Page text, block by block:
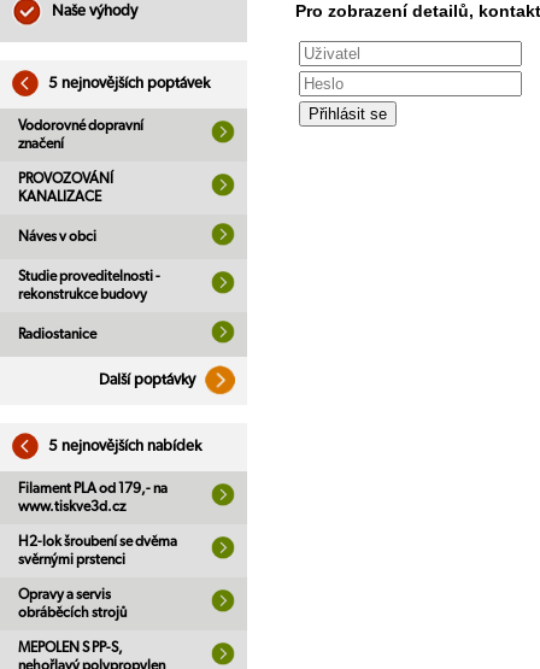
Naše výhody
5 nejnovějších poptávek
Vodorovné dopravní
značení
PROVOZOVÁNÍ
KANALIZACE
Náves v obci
Studie proveditelnosti -
rekonstrukce budovy
Radiostanice
Další poptávky
5 nejnovějších nabídek
Filament PLA od 179,- na
www.tiskve3d.cz
H2-lok šroubení se dvěma
svěrnými prstenci
Opravy a servis
obráběcích strojů
MEPOLEN S PP-S,
nehořlavý polypropylen
Pro zobrazení detailů,